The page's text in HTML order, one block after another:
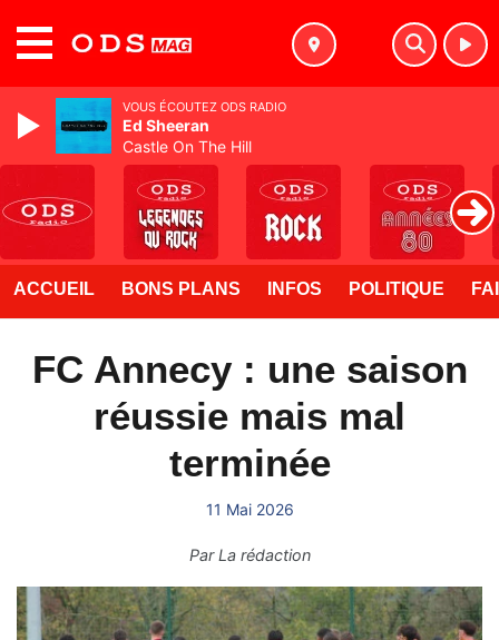
ACCUEIL BONS PLANS INFOS POLITIQUE
FC Annecy : une saison
réussie mais mal
terminée
11 Mai 2026
ParLa rédaction
VOUS ÉCOUTEZ ODS RADIO
Ed Sheeran
Castle On The Hill